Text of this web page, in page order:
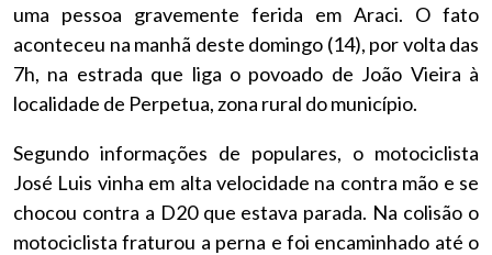
uma pessoa gravemente ferida em Araci. O fato
aconteceu na manhã deste domingo (14), por volta das
7h, na estrada que liga o povoado de João Vieira à
localidade de Perpetua, zona rural do município.
Segundo informações de populares, o motociclista
José Luis vinha em alta velocidade na contra mão e se
chocou contra a D20 que estava parada. Na colisão o
motociclista fraturou a perna e foi encaminhado até o